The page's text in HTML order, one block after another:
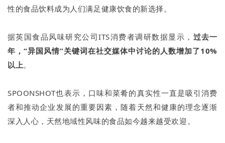
性的食品饮料成为人们满足健康饮食的新选择。
据英国食品风味研究公司ITS消费者调研数据显示， 过去一
年，“异国风情”关键词在社交媒体中讨论的人数增加了10%
以上。
SPOONSHOT也表示，口味和菜肴的真实性一直是吸引消费
者和推动企业发展的重要因素，随着天然和健康的理念逐渐
深入人心，天然地域性风味的食品如今越来越受欢迎。